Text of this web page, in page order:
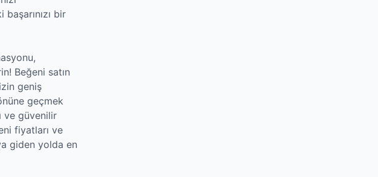
bir
Beğeni satın
geniş
geçmek
ve güvenilir
fiyatları ve
giden yolda en